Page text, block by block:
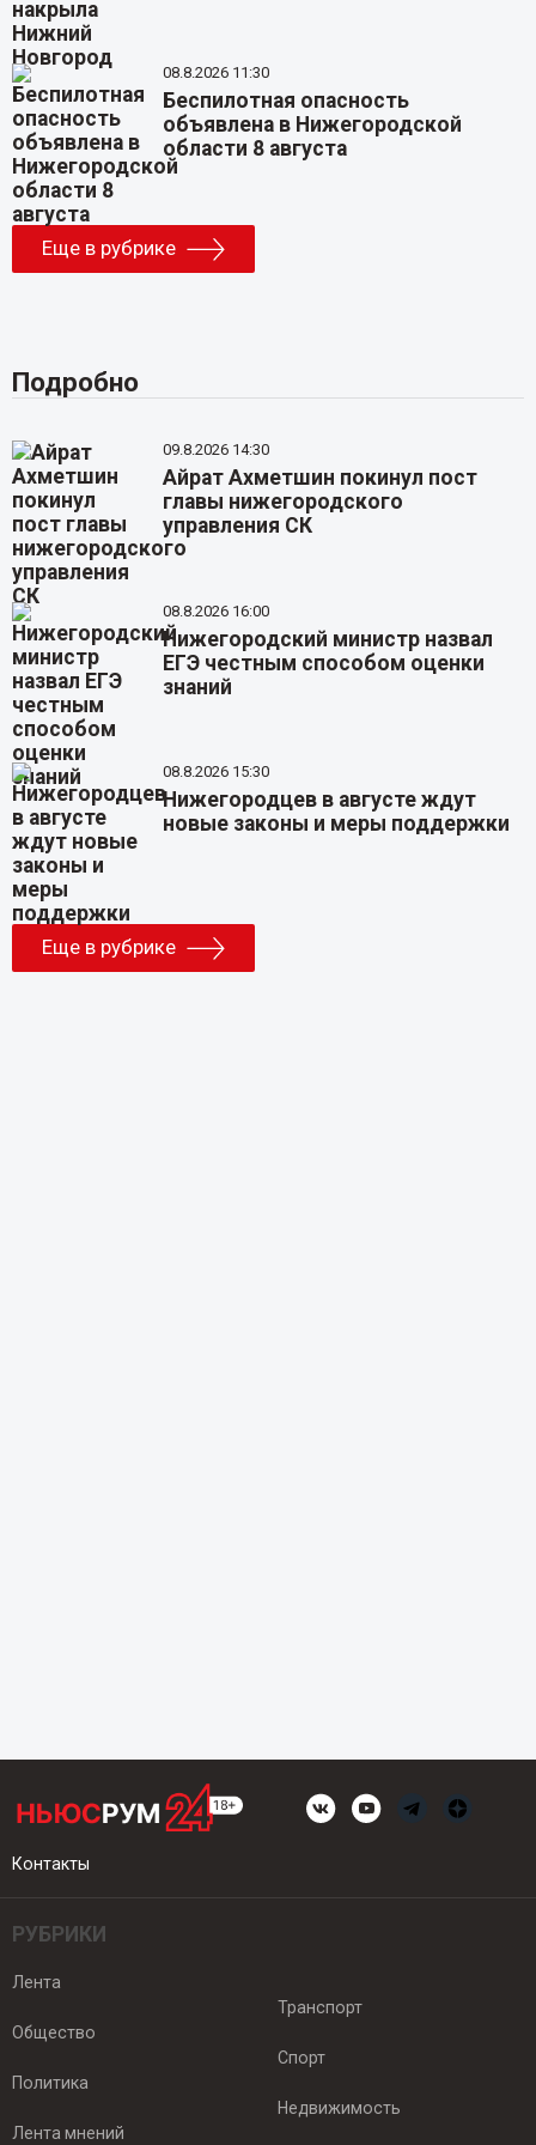
08.8.2026 11:30
Беспилотная опасность
объявлена в Нижегородской
области 8 августа
Еще в рубрике
Подробно
09.8.2026 14:30
Айрат Ахметшин покинул пост
главы нижегородского
управления СК
08.8.2026 16:00
Нижегородский министр назвал
ЕГЭ честным способом оценки
знаний
08.8.2026 15:30
Нижегородцев в августе ждут
новые законы и меры поддержки
Еще в рубрике
Контакты
РУБРИКИ
Лента
Общество
Политика
Лента мнений
Транспорт
Спорт
Недвижимость